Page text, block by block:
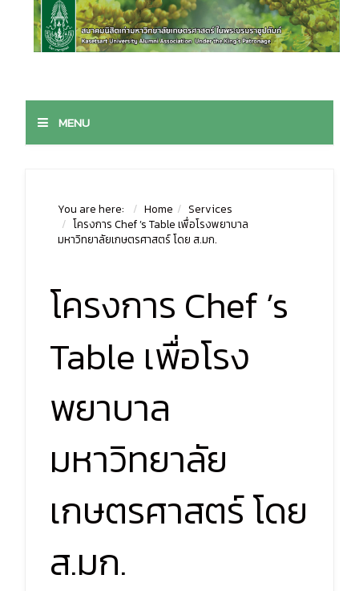
MENU
You are here: Home
Services
โครงการ Chef ’s Table เพื่อโรงพยาบาล
มหาวิทยาลัยเกษตรศาสตร์ โดย ส.มก.
โครงการ Chef ’s
Table เพื่อโรง
พยาบาล
มหาวิทยาลัย
เกษตรศาสตร์ โดย
ส.มก.